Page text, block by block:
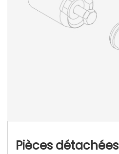
Pièces détachées